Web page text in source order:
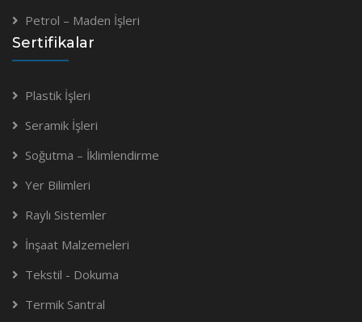
Petrol – Maden İşleri
Sertifikalar
Plastik İşleri
Seramik İşleri
Soğutma – İklimlendirme
Yer Bilimleri
Raylı Sistemler
İnşaat Malzemeleri
Tekstil - Dokuma
Termik Santral